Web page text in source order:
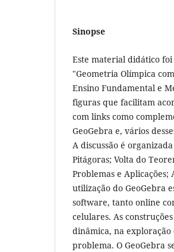
Sinopse
Este material didático
"Geometria Olímpica
Ensino Fundamental e
figuras que facilitam
com links como
GeoGebra e, vários
A discussão é
Pitágoras; Volta do
Problemas e
utilização do GeoGebra
software, tanto online
celulares. As
dinâmica, na exploração
problema. O GeoGebra